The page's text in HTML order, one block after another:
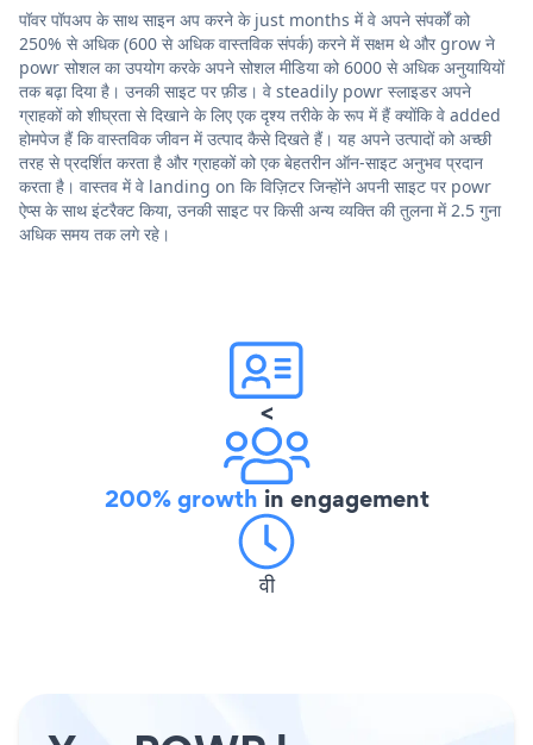
पॉवर पॉपअप के साथ साइन अप करने के just months में वे अपने संपर्कों को
250% से अधिक (600 से अधिक वास्तविक संपर्क) करने में सक्षम थे और grow ने
powr सोशल का उपयोग करके अपने सोशल मीडिया को 6000 से अधिक अनुयायियों
तक बढ़ा दिया है। उनकी साइट पर फ़ीड। वे steadily powr स्लाइडर अपने
ग्राहकों को शीघ्रता से दिखाने के लिए एक दृश्य तरीके के रूप में हैं क्योंकि वे added
होमपेज हैं कि वास्तविक जीवन में उत्पाद कैसे दिखते हैं। यह अपने उत्पादों को अच्छी
तरह से प्रदर्शित करता है और ग्राहकों को एक बेहतरीन ऑन-साइट अनुभव प्रदान
करता है। वास्तव में वे landing on कि विज़िटर जिन्होंने अपनी साइट पर powr
ऐप्स के साथ इंटरैक्ट किया, उनकी साइट पर किसी अन्य व्यक्ति की तुलना में 2.5 गुना
अधिक समय तक लगे रहे।
<
200% growth in engagement
वी